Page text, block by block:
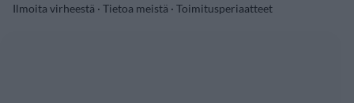
Ilmoita virheestä · Tietoa meistä · Toimitusperiaatteet